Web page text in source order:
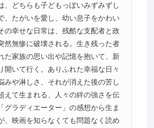
、どちらも子どもっぽいみずみずし
、たがいを愛し、幼い息子をかわい
の幸せな日常は、残酷な支配者と政
然無惨に破壊される。生き残った者
た家族の思い出や記憶を抱いて、新
開いて行く。ありふれた幸福な日々
みや淋しさ、それが消えた後の苦し
えて生まれる、人々の絆の強さを伝
グラディエーター」の感想から生ま
、映画を知らなくても問題なく読め